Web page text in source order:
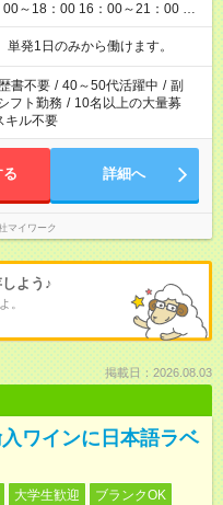
～18：00 16：00～21：00 ＜
～19：00 ・13：00～22：00 ・
希望をお聞かせください！
発1日のみから働けます。
書不要 / 40～50代活躍中 / 副
フト勤務 / 10名以上の大量募
キル不要
る 詳細へ
マイワーク
よう♪
。
掲載日：2026.08.03
ワインに日本語ラベ
大学生歓迎
ブランクOK